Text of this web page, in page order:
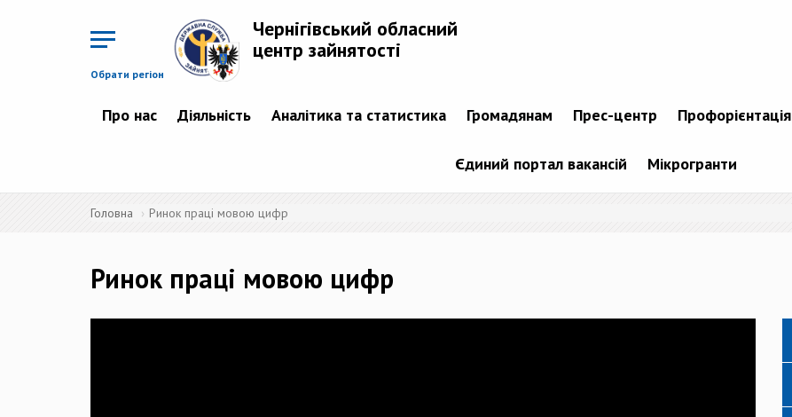
Обрати регіон
Чернігівський обласний
центр зайнятості
Про нас Діяльність Аналітика та статистика Громадянам Прес-центр Профорієнтація
Єдиний портал вакансій Мікрогранти
Головна Ринок праці мовою цифр
Ринок праці мовою цифр